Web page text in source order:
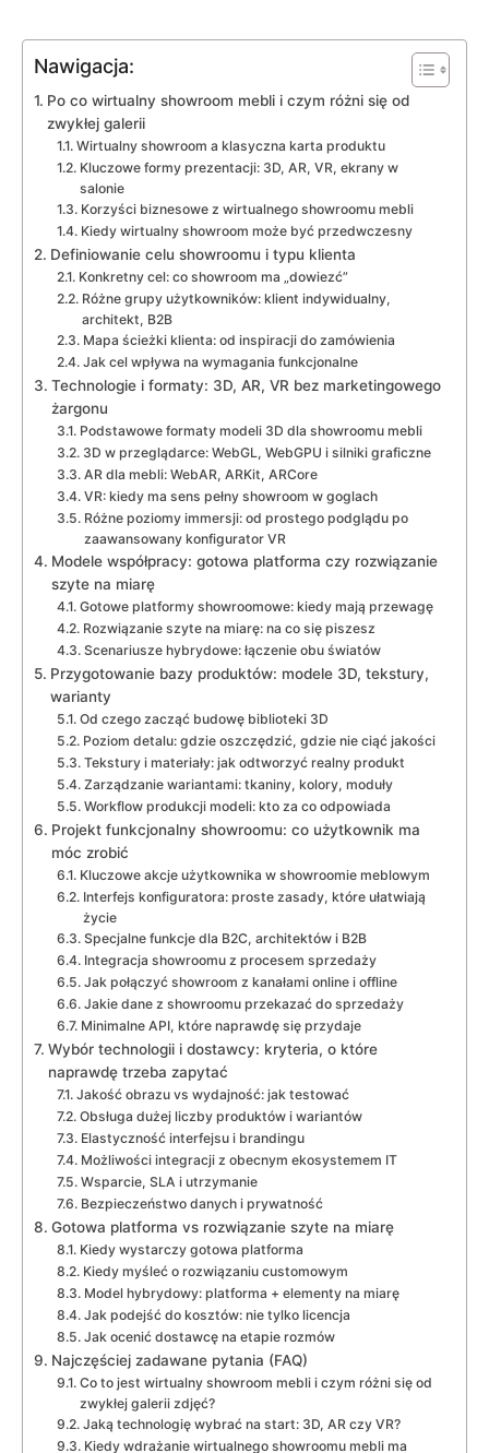
Nawigacja:
Po co wirtualny showroom mebli i czym różni się od
zwykłej galerii
Wirtualny showroom a klasyczna karta produktu
Kluczowe formy prezentacji: 3D, AR, VR, ekrany w
salonie
Korzyści biznesowe z wirtualnego showroomu mebli
Kiedy wirtualny showroom może być przedwczesny
Definiowanie celu showroomu i typu klienta
Konkretny cel: co showroom ma „dowiezć”
Różne grupy użytkowników: klient indywidualny,
architekt, B2B
Mapa ścieżki klienta: od inspiracji do zamówienia
Jak cel wpływa na wymagania funkcjonalne
Technologie i formaty: 3D, AR, VR bez marketingowego
żargonu
Podstawowe formaty modeli 3D dla showroomu mebli
3D w przeglądarce: WebGL, WebGPU i silniki graficzne
AR dla mebli: WebAR, ARKit, ARCore
VR: kiedy ma sens pełny showroom w goglach
Różne poziomy immersji: od prostego podglądu po
zaawansowany konfigurator VR
Modele współpracy: gotowa platforma czy rozwiązanie
szyte na miarę
Gotowe platformy showroomowe: kiedy mają przewagę
Rozwiązanie szyte na miarę: na co się piszesz
Scenariusze hybrydowe: łączenie obu światów
Przygotowanie bazy produktów: modele 3D, tekstury,
warianty
Od czego zacząć budowę biblioteki 3D
Poziom detalu: gdzie oszczędzić, gdzie nie ciąć jakości
Tekstury i materiały: jak odtworzyć realny produkt
Zarządzanie wariantami: tkaniny, kolory, moduły
Workflow produkcji modeli: kto za co odpowiada
Projekt funkcjonalny showroomu: co użytkownik ma
móc zrobić
Kluczowe akcje użytkownika w showroomie meblowym
Interfejs konfiguratora: proste zasady, które ułatwiają
życie
Specjalne funkcje dla B2C, architektów i B2B
Integracja showroomu z procesem sprzedaży
Jak połączyć showroom z kanałami online i offline
Jakie dane z showroomu przekazać do sprzedaży
Minimalne API, które naprawdę się przydaje
Wybór technologii i dostawcy: kryteria, o które
naprawdę trzeba zapytać
Jakość obrazu vs wydajność: jak testować
Obsługa dużej liczby produktów i wariantów
Elastyczność interfejsu i brandingu
Możliwości integracji z obecnym ekosystemem IT
Wsparcie, SLA i utrzymanie
Bezpieczeństwo danych i prywatność
Gotowa platforma vs rozwiązanie szyte na miarę
Kiedy wystarczy gotowa platforma
Kiedy myśleć o rozwiązaniu customowym
Model hybrydowy: platforma + elementy na miarę
Jak podejść do kosztów: nie tylko licencja
Jak ocenić dostawcę na etapie rozmów
Najczęściej zadawane pytania (FAQ)
Co to jest wirtualny showroom mebli i czym różni się od
zwykłej galerii zdjęć?
Jaką technologię wybrać na start: 3D, AR czy VR?
Kiedy wdrażanie wirtualnego showroomu mebli ma